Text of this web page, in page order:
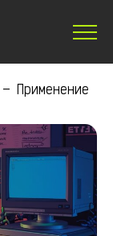
Применение